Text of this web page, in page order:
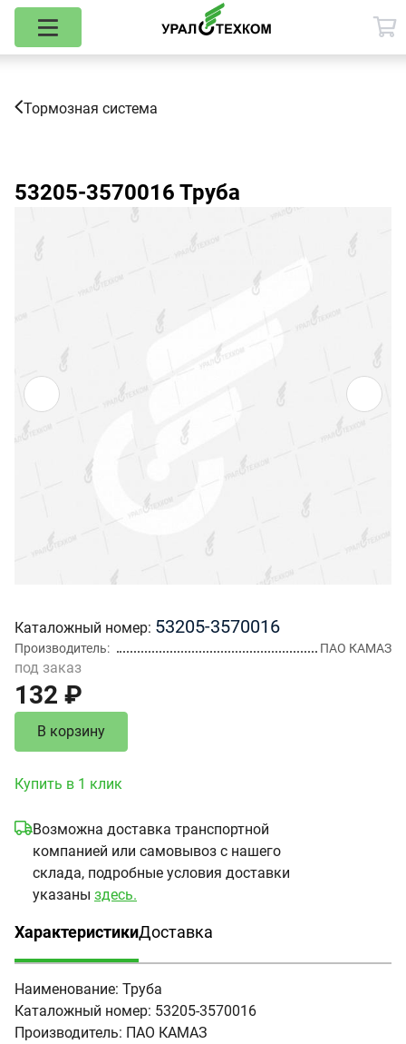
Тормозная система
53205-3570016 Труба
Каталожный номер 53205-3570016
Производитель ПАО КАМАЗ
под заказ
132 ₽
В корзину
Купить в 1 клик
Возможна доставка транспортной
компанией или самовывоз с нашего
склада, подробные условия доставки
указаны здесь.
Характеристики
(активная вкладка)
Доставка
Наименование: Труба
Каталожный номер: 53205-3570016
Производитель: ПАО КАМАЗ